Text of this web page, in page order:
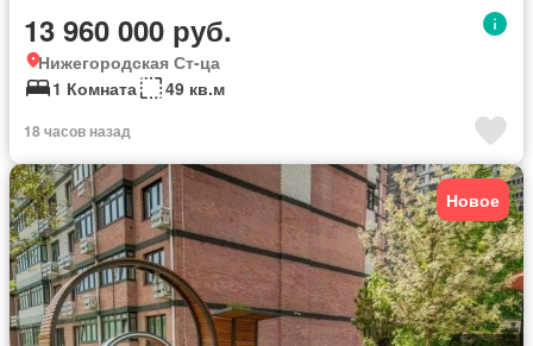
13 960 000 руб.
Нижегородская Ст-ца
1 Комната
49 кв.м
18 часов назад
Новое